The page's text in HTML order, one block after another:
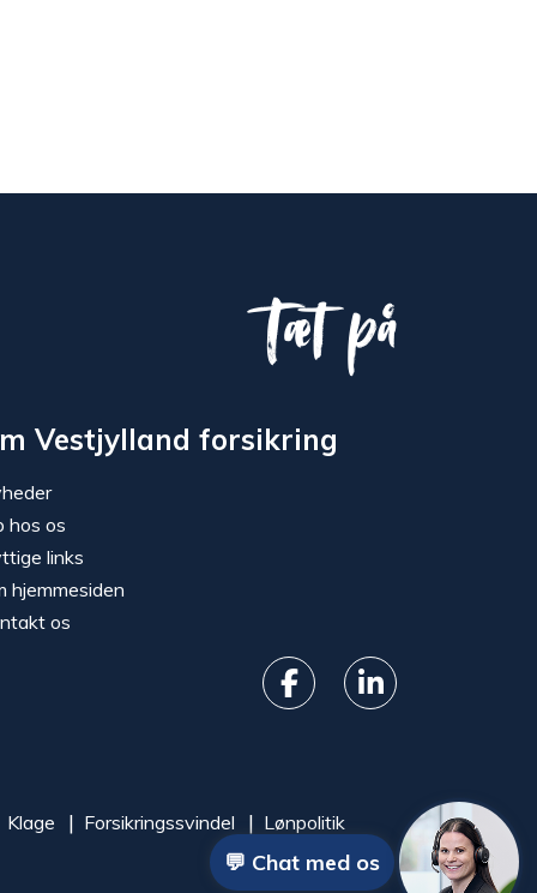
Tæt på
Vestjylland forsikring
hos os
links
hjemmesiden
os
Klage Forsikringssvindel Lønpolitik
💬 Chat med os